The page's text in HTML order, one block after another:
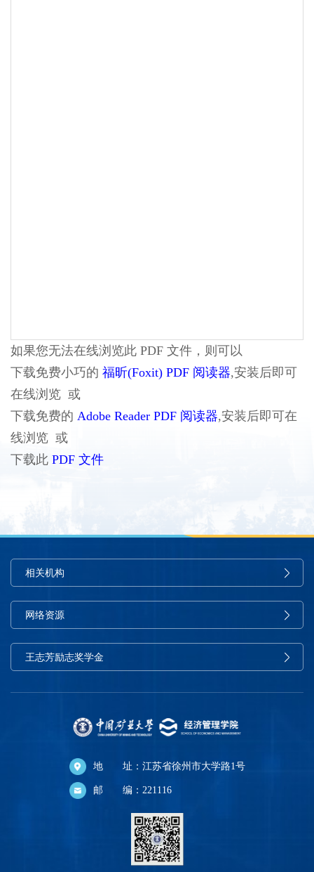
如果您无法在线浏览此 PDF 文件，则可以
下载免费小巧的 福昕(Foxit) PDF 阅读器,安装后即可
在线浏览 或
下载免费的 Adobe Reader PDF 阅读器,安装后即可在
线浏览 或
下载此 PDF 文件
相关机构
网络资源
王志芳励志奖学金
地 址：江苏省徐州市大学路1号
邮 编：221116